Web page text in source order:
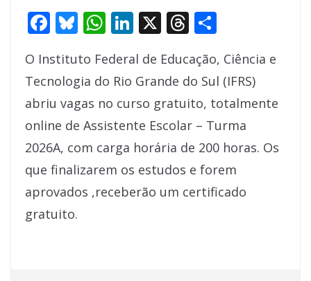
F
e
b
o
o
k
Bl
e
sk
y
W
at
s
A
p
p
Li
k
e
dI
n
X T
re
a
d
s
ar
e
O Instituto Federal de Educação, Ciência e
Tecnologia do Rio Grande do Sul (IFRS)
abriu vagas no curso gratuito, totalmente
online de Assistente Escolar – Turma
2026A, com carga horária de 200 horas. Os
que finalizarem os estudos e forem
aprovados ,receberão um certificado
gratuito.